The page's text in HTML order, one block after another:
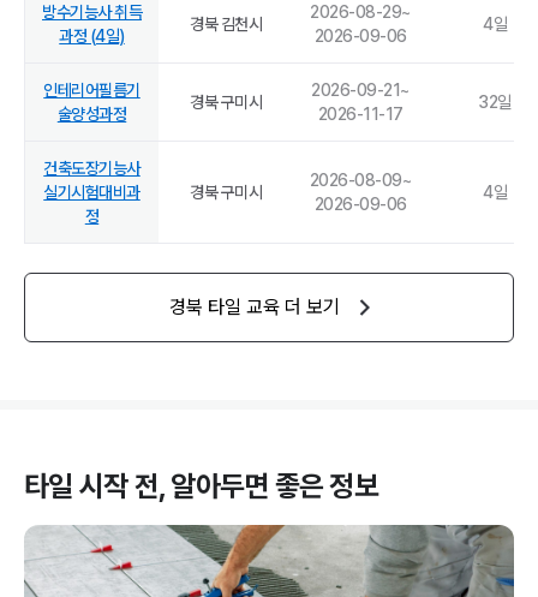
방수기능사 취득
과정 (4일)
경북 김천시
2026-08-29~
2026-09-06
4일
인테리어필름기
술양성과정
경북 구미시
2026-09-21~
2026-11-17
32일
건축도장기능사
실기시험대비과
정
경북 구미시
2026-08-09~
2026-09-06
4일
경북 타일 교육 더 보기
타일 시작 전, 알아두면 좋은 정보